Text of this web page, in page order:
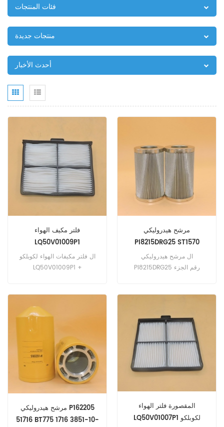
فئات المنتجات
منتجات جديدة
أحدث الأخبار
فلتر مكيف الهواء
LQ50V01009P1
ال فلتر مكيفات الهواء لكوبلكو
LQ50V01009P1 +
مرشح هيدروليكي
PI8215DRG25 ST1570
PG50EAM203A1 HY15070
ال مرشح هيدروليكي
PI8215DRG25 رقم الجزء
مرشح هيدروليكي P162205
51716 BT775 1716 3851-10-
المقصورة فلتر الهواء
LQ50V01007P1 لكوبلكو